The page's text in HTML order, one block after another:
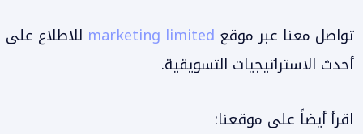
تواصل معنا عبر موقع marketing limited للاطلاع على
أحدث الاستراتيجيات التسويقية.
اقرأ أيضاً على موقعنا: